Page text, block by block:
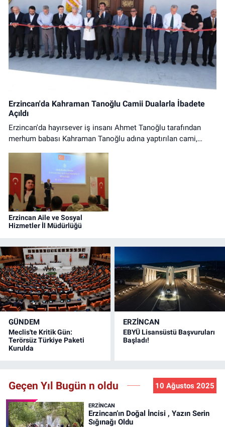
Erzincan'da Kahraman Tanoğlu Camii Dualarla İbadete
Açıldı
Erzincan'da hayırsever iş insanı Ahmet Tanoğlu tarafından
merhum babası Kahraman Tanoğlu adına yaptırılan cami,
Erzincan Aile ve Sosyal
Hizmetler İl Müdürlüğü
GÜNDEM
Meclis'te Kritik Gün:
Terörsüz Türkiye Paketi
Kurulda
ERZINCAN
EBYÜ Lisansüstü Başvuruları
Başladı!
Geçen Yıl Bugün n oldu 10 Ağustos 2025
ERZINCAN
Erzincan’ın Doğal İncisi , Yazın Serin
Sığınağı Oldu